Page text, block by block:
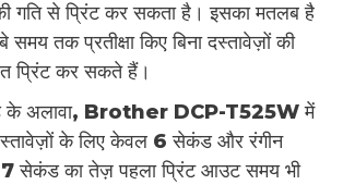
गति से प्रिंट कर सकता है। इसका मतलब है
समय तक प्रतीक्षा किए बिना दस्तावेज़ों की
प्रिंट कर सकते हैं।
के अलावा, Brother DCP-T525W में
के लिए केवल 6 सेकंड और रंगीन
7 सेकंड का तेज़ पहला प्रिंट आउट समय भी